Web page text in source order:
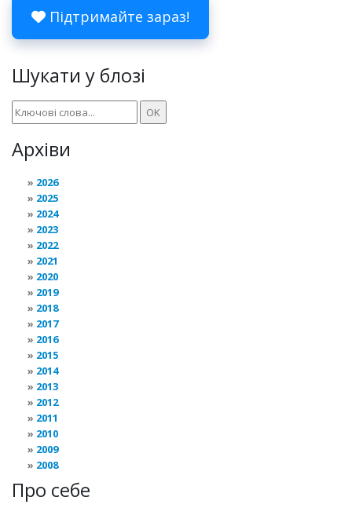
Підтримайте зараз!
Шукати у блозі
Архіви
2026
2025
2024
2023
2022
2021
2020
2019
2018
2017
2016
2015
2014
2013
2012
2011
2010
2009
2008
Про себе